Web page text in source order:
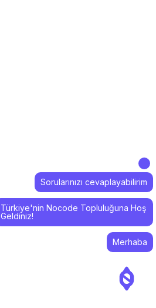
Merhaba
Türkiye'nin Nocode Topluluğuna Hoş
Geldiniz!
Sorularınızı cevaplayabilirim